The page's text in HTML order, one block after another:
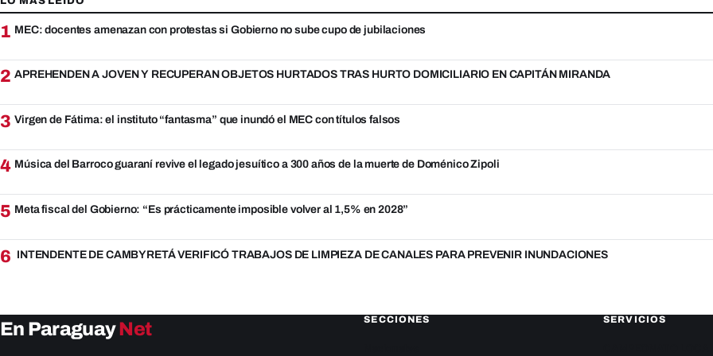
1 MEC: docentes amenazan con protestas si Gobierno no sube cupo de jubilaciones
2 APREHENDEN A JOVEN Y RECUPERAN OBJETOS HURTADOS TRAS HURTO DOMICILIARIO EN CAPITÁN MIRANDA
3 Virgen de Fátima: el instituto “fantasma” que inundó el MEC con títulos falsos
4 Música del Barroco guaraní revive el legado jesuítico a 300 años de la muerte de Doménico Zipoli
5 Meta fiscal del Gobierno: “Es prácticamente imposible volver al 1,5% en 2028”
6 INTENDENTE DE CAMBYRETÁ VERIFICÓ TRABAJOS DE LIMPIEZA DE CANALES PARA PREVENIR INUNDACIONES
En ParaguayNet SECCIONES SERVICIOS